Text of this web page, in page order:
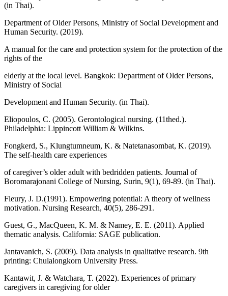
(in Thai).
Department of Older Persons, Ministry of Social Development and
Human Security. (2019).
A manual for the care and protection system for the protection of the
rights of the
elderly at the local level. Bangkok: Department of Older Persons,
Ministry of Social
Development and Human Security. (in Thai).
Eliopoulos, C. (2005). Gerontological nursing. (11thed.).
Philadelphia: Lippincott William & Wilkins.
Fongkerd, S., Klungtumneum, K. & Natetanasombat, K. (2019).
The self-health care experiences
of caregiver’s older adult with bedridden patients. Journal of
Boromarajonani College of Nursing, Surin, 9(1), 69-89. (in Thai).
Fleury, J. D.(1991). Empowering potential: A theory of wellness
motivation. Nursing Research, 40(5), 286-291.
Guest, G., MacQueen, K. M. & Namey, E. E. (2011). Applied
thematic analysis. California: SAGE publication.
Jantavanich, S. (2009). Data analysis in qualitative research. 9th
printing: Chulalongkorn University Press.
Kantawit, J. & Watchara, T. (2022). Experiences of primary
caregivers in caregiving for older